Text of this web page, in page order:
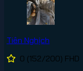
Tiên Nghịch
0 (152/200) FHD